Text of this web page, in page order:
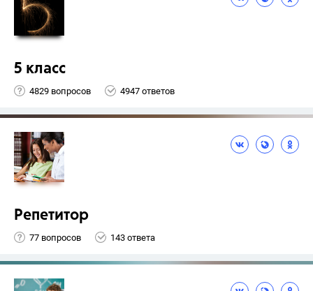
5 класс
4829 вопросов 4947 ответов
Репетитор
77 вопросов 143 ответа